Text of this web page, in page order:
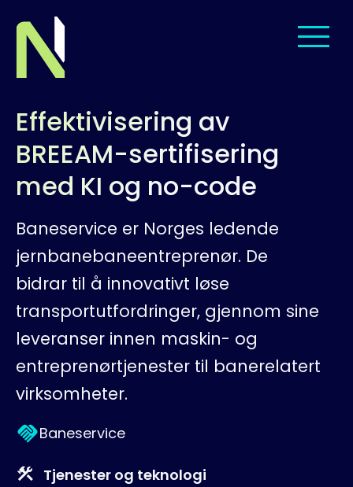
Om oss
Tjenester
Menneskene
Jobb hos oss
Effektivisering av
BREEAM-sertifisering
med KI og no-code
Baneservice er Norges ledende
jernbanebaneentreprenør. De
bidrar til å innovativt løse
transportutfordringer, gjennom sine
leveranser innen maskin- og
entreprenørtjenester til banerelatert
virksomheter.
Baneservice
Tjenester og teknologi